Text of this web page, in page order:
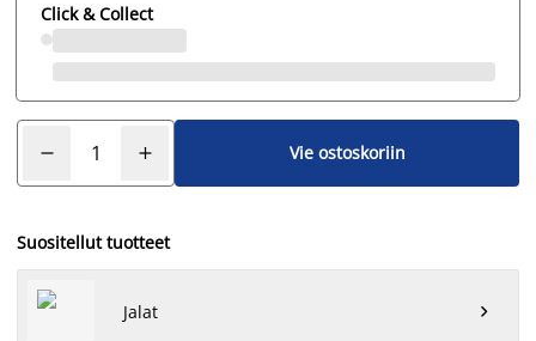
Click & Collect
Vie ostoskoriin
Suositellut tuotteet
Jalat 